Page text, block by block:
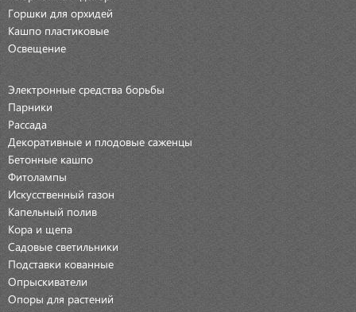
Горшки для орхидей
Кашпо пластиковые
Освещение
Электронные средства борьбы
Парники
Рассада
Декоративные и плодовые саженцы
Бетонные кашпо
Фитолампы
Искусственный газон
Капельный полив
Кора и щепа
Садовые светильники
Подставки кованные
Опрыскиватели
Опоры для растений